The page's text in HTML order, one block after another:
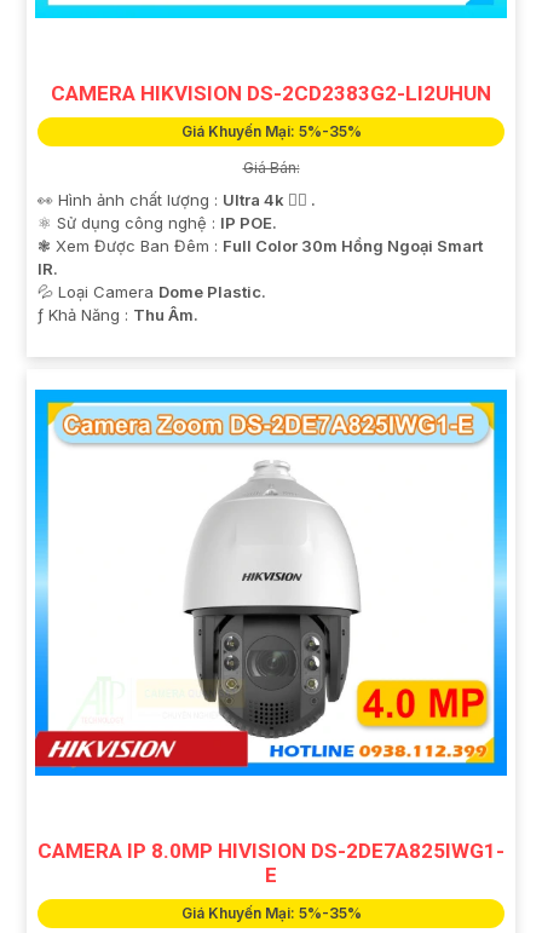
CAMERA HIKVISION DS-2CD2383G2-LI2UHUN
Giá Khuyến Mại: 5%-35%
Giá Bán:
👀 Hình ảnh chất lượng : Ultra 4k 👍🏾 .
⚛️ Sử dụng công nghệ : IP POE.
❃ Xem Được Ban Đêm : Full Color 30m Hồng Ngoại Smart
IR.
💦 Loại Camera Dome Plastic.
️ƒ Khả Năng : Thu Âm.
CAMERA IP 8.0MP HIVISION DS-2DE7A825IWG1-
E
Giá Khuyến Mại: 5%-35%